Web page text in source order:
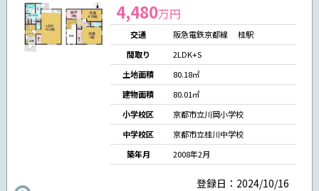
4,480万円
交通
阪急電鉄京都線 桂駅
間取り
2LDK+S
土地面積
80.18㎡
建物面積
80.01㎡
小学校区
京都市立川岡小学校
中学校区
京都市立桂川中学校
築年月
2008年2月
登録日：2024/10/16